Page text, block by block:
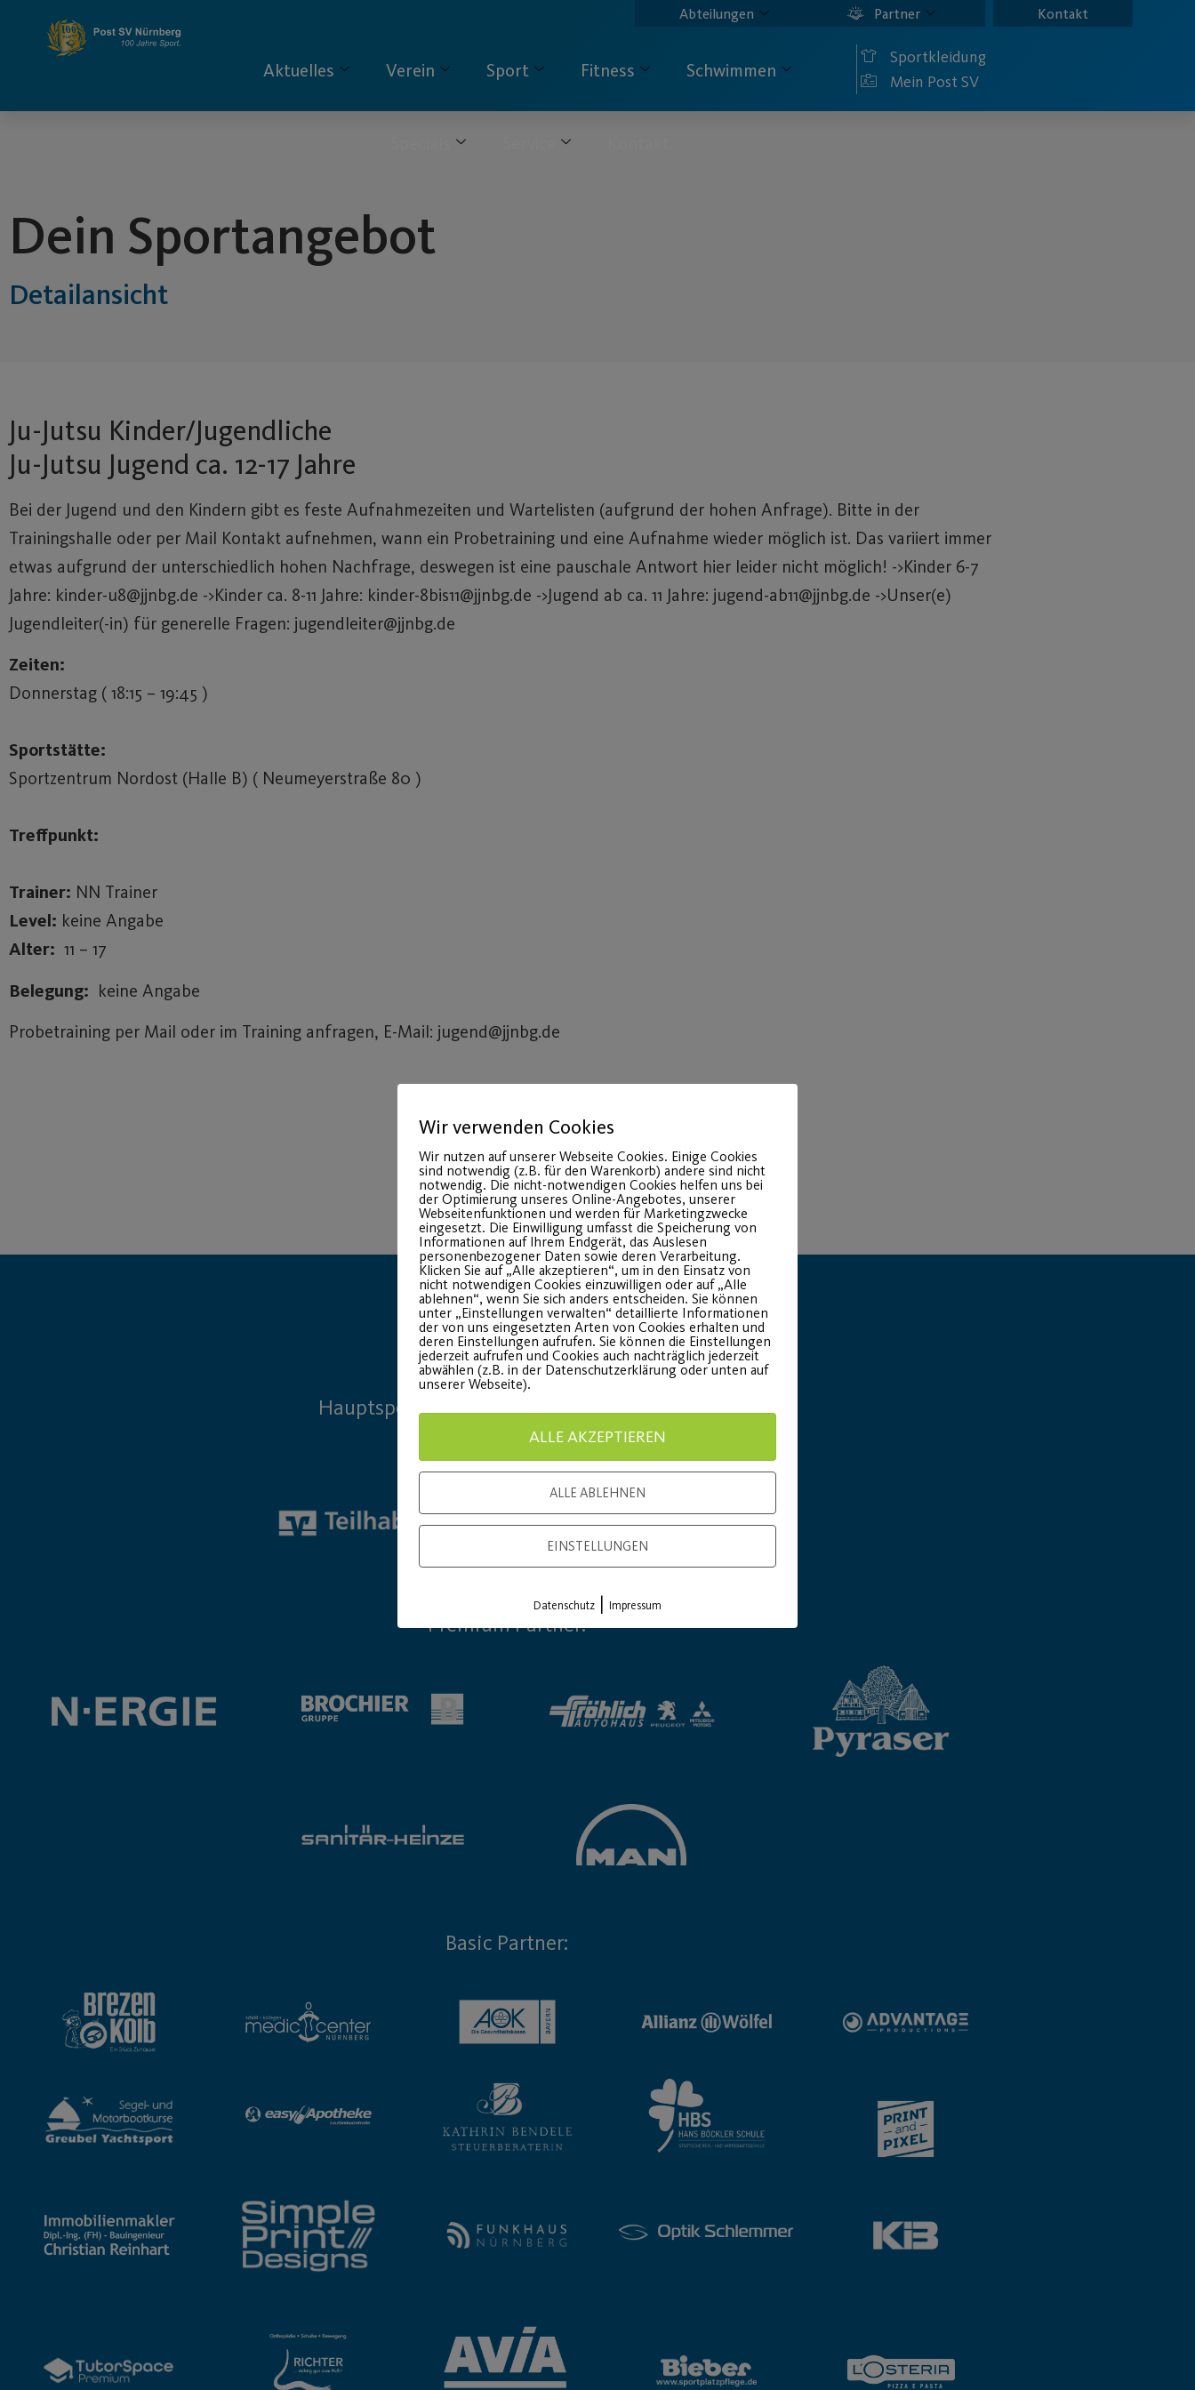
springen
Abteilungen Partner Kontakt
Aktuelles Verein Sport Fitness Schwimmen
Sportkleidung
Mein Post SV
Dein Sportangebot
Detailansicht
Ju-Jutsu Kinder/Jugendliche
Ju-Jutsu Jugend ca. 12-17 Jahre
Bei der Jugend und den Kindern gibt es feste Aufnahmezeiten und Wartelisten (aufgrund der hohen Anfrage). Bitte in der
Trainingshalle oder per Mail Kontakt aufnehmen, wann ein Probetraining und eine Aufnahme wieder möglich ist. Das variiert immer
etwas aufgrund der unterschiedlich hohen Nachfrage, deswegen ist eine pauschale Antwort hier leider nicht möglich! ->Kinder 6-7
Jahre: kinder-u8@jjnbg.de ->Kinder ca. 8-11 Jahre: kinder-8bis11@jjnbg.de ->Jugend ab ca. 11 Jahre: jugend-ab11@jjnbg.de ->Unser(e)
Jugendleiter(-in) für generelle Fragen: jugendleiter@jjnbg.de
Zeiten:
Donnerstag ( 18:15 – 19:45 )
Sportstätte:
Sportzentrum Nordost (Halle B) ( Neumeyerstraße 80 )
Treffpunkt:
Trainer: NN Trainer
Level: keine Angabe
Alter: 11 – 17
Belegung: keine Angabe
Probetraining per Mail oder im Training anfragen, E-Mail: jugend@jjnbg.de
Hauptsponsor Generalausrüster
Premium Partner:
Basic Partner:
Wir verwenden Cookies
Wir nutzen auf unserer Webseite Cookies. Einige Cookies
sind notwendig (z.B. für den Warenkorb) andere sind nicht
notwendig. Die nicht-notwendigen Cookies helfen uns bei
der Optimierung unseres Online-Angebotes, unserer
Webseitenfunktionen und werden für Marketingzwecke
eingesetzt. Die Einwilligung umfasst die Speicherung von
Informationen auf Ihrem Endgerät, das Auslesen
personenbezogener Daten sowie deren Verarbeitung.
Klicken Sie auf „Alle akzeptieren“, um in den Einsatz von
nicht notwendigen Cookies einzuwilligen oder auf „Alle
ablehnen“, wenn Sie sich anders entscheiden. Sie können
unter „Einstellungen verwalten“ detaillierte Informationen
der von uns eingesetzten Arten von Cookies erhalten und
deren Einstellungen aufrufen. Sie können die Einstellungen
jederzeit aufrufen und Cookies auch nachträglich jederzeit
abwählen (z.B. in der Datenschutzerklärung oder unten auf
unserer Webseite).
ALLE AKZEPTIEREN
ALLE ABLEHNEN
EINSTELLUNGEN
Datenschutz | Impressum